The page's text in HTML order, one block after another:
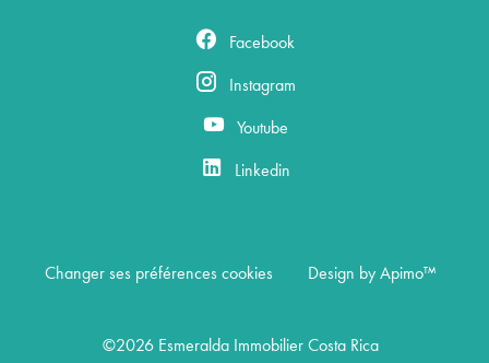
Facebook
Instagram
Youtube
Linkedin
Changer ses préférences cookies Design by Apimo™
©2026 Esmeralda Immobilier Costa Rica